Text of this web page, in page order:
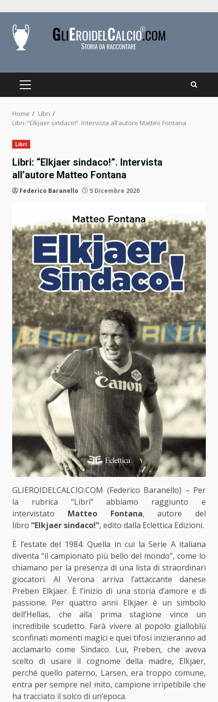
content
PRIMARY
Home
Libri
Libri: “Elkjaer sindaco!”. Intervista all’autore Matteo Fontana
Libri
Libri: “Elkjaer sindaco!”. Intervista
all’autore Matteo Fontana
Federico Baranello 5 Dicembre 2020
GLIEROIDELCALCIO.COM (Federico Baranello) – Per
la rubrica “Libri” abbiamo raggiunto e
intervistato Matteo Fontana, autore del
libro “Elkjaer sindaco!”, edito dalla Eclettica Edizioni.
È l’estate del 1984. Quella in cui la Serie A italiana
diventa “il campionato più bello del mondo”, come lo
chiamano per la presenza di una lista di straordinari
giocatori. Al Verona arriva l’attaccante danese
Preben Elkjaer. È l’inizio di una storia d’amore e di
passione. Per quattro anni Elkjaer è un simbolo
dell’Hellas, che alla prima stagione vince un
incredibile scudetto. Farà vivere al popolo gialloblù
sconfinati momenti magici e quei tifosi inizieranno ad
acclamarlo come Sindaco. Lui, Preben, che aveva
scelto di usare il cognome della madre, Elkjaer,
perché quello paterno, Larsen, era troppo comune,
entra per sempre nel mito, campione irripetibile che
ha tracciato il solco di un’epoca.